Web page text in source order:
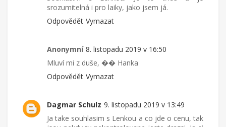
srozumitelná i pro laiky, jako jsem já.
Odpovědět Vymazat
Anonymní 8. listopadu 2019 v 16:50
Mluví mi z duše, �� Hanka
Odpovědět Vymazat
Dagmar Schulz 9. listopadu 2019 v 13:49
Ja take souhlasim s Lenkou a co jde o cenu, tak